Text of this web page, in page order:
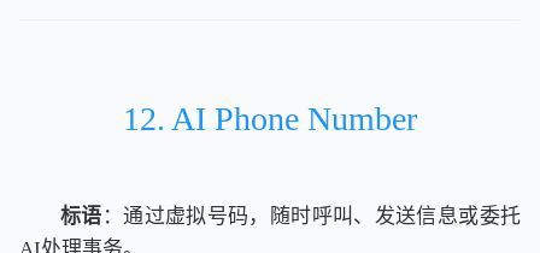
12. AI Phone Number
标语 ：通过虚拟号码，随时呼叫、发送信息或委托